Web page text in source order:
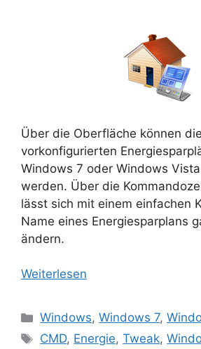
Über die Oberfläche können
vorkonfigurierten
Windows 7 oder Windows
werden. Über die
lässt sich mit einem einfachen
Name eines Energiesparplans
ändern.
Weiterlesen
Kategorien
Windows,Windows 7,
Schlagwörter
CMD, Energie,Tweak,